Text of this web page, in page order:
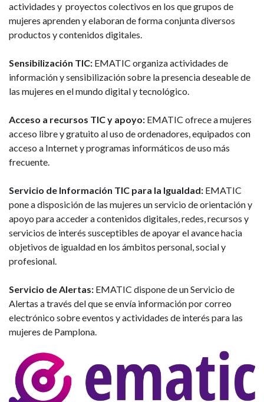
actividades y proyectos colectivos en los que grupos de
mujeres aprenden y elaboran de forma conjunta diversos
productos y contenidos digitales.
Sensibilización TIC: EMATIC organiza actividades de
información y sensibilización sobre la presencia deseable de
las mujeres en el mundo digital y tecnológico.
Acceso a recursos TIC y apoyo: EMATIC ofrece a mujeres
acceso libre y gratuito al uso de ordenadores, equipados con
acceso a Internet y programas informáticos de uso más
frecuente.
Servicio de Información TIC para la Igualdad: EMATIC
pone a disposición de las mujeres un servicio de orientación y
apoyo para acceder a contenidos digitales, redes, recursos y
servicios de interés susceptibles de apoyar el avance hacia
objetivos de igualdad en los ámbitos personal, social y
profesional.
Servicio de Alertas: EMATIC dispone de un Servicio de
Alertas a través del que se envía información por correo
electrónico sobre eventos y actividades de interés para las
mujeres de Pamplona.
Imagen